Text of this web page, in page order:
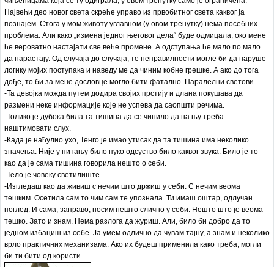
Највећи део новог света скреће управо из првобитног света каквог ја
познајем. Стога у мом животу углавном (у овом тренутку) нема посебних
проблема. Али како „измена једног његовог дела“ буде одмицала, око мене
ће вероватно настајати све веће промене. А одступања ће мало по мало
да нарастају. Од случаја до случаја, те неправилности могле би да наруше
логику мојих поступака и наведу ме да чиним кобне грешке. А ако до тога
дође, то би за мене дословце могло бити фатално. Паралелни светови.
-Та девојка можда путем додира својих прстију и длана покушава да
размени неке информације које не успева да саопшти речима.
-Толико је дубока била та тишина да се чинило да на њу треба
наштимовати слух.
-Када је наћулио ухо, Тенго је имао утисак да та тишина има неколико
значења. Није у питању било пуко одсуство било каквог звука. Било је то
као да је сама тишина говорила нешто о себи.
-Тело је човеку светилиште
-Изгледаш као да живиш с нечим што држиш у себи. С нечим веома
тешким. Осетила сам то чим сам те упознала. Ти имаш оштар, одлучан
поглед. И сама, заправо, носим нешто слично у себи. Нешто што је веома
тешко. Зато и знам. Нема разлога да журиш. Али, било би добро да то
једном избациш из себе. Ја умем одлично да чувам тајну, а знам и неколико
врло практичних механизама. Ако их будеш применила како треба, могли
би ти бити од користи.